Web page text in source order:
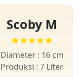
Scoby M
Diameter : 16 cm
Produksi : 7 Liter